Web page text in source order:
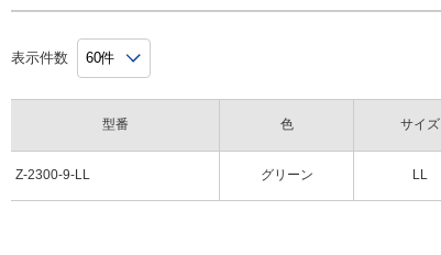
表示件数
型番
Z-2300-9-LL
色 サイズ
グリーン LL